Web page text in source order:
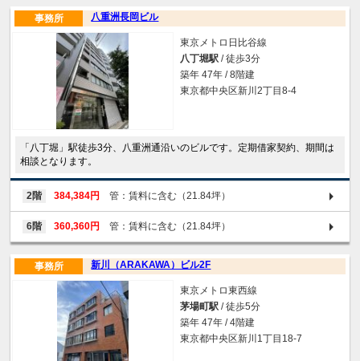
八重洲長岡ビル
事務所
東京メトロ日比谷線
八丁堀駅 / 徒歩3分
築年 47年 / 8階建
東京都中央区新川2丁目8-4
「八丁堀」駅徒歩3分、八重洲通沿いのビルです。定期借家契約、期間は
相談となります。
2階 384,384円 管：賃料に含む（21.84坪）
6階 360,360円 管：賃料に含む（21.84坪）
新川（ARAKAWA）ビル2F
事務所
東京メトロ東西線
茅場町駅 / 徒歩5分
築年 47年 / 4階建
東京都中央区新川1丁目18-7